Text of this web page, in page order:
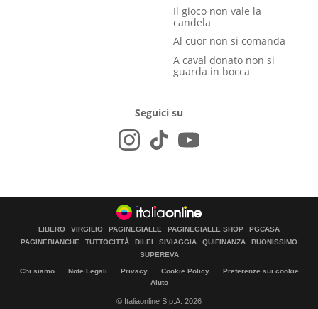
Il gioco non vale la
candela
Al cuor non si comanda
A caval donato non si
guarda in bocca
Seguici su
LIBERO VIRGILIO PAGINEGIALLE PAGINEGIALLE SHOP
PGCASA
PAGINEBIANCHE
TUTTOCITTÀ DILEI SIVIAGGIA QUIFINANZA
BUONISSIMO
SUPEREVA
Chi siamo Note Legali Privacy Cookie Policy
Preferenze sui cookie
Aiuto
© Italiaonline S.p.A. 2026